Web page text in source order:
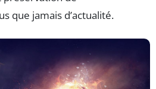
que jamais d’actualité.